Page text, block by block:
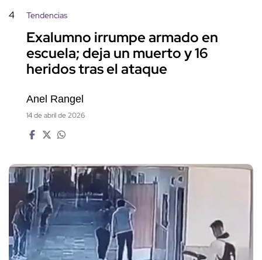
4 Tendencias
Exalumno irrumpe armado en
escuela; deja un muerto y 16
heridos tras el ataque
Anel Rangel
14 de abril de 2026